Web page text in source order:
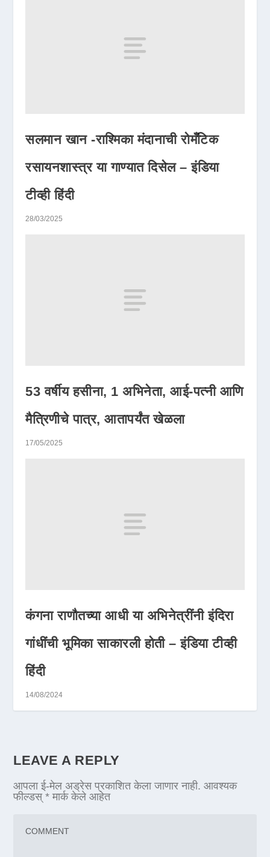
सलमान खान -राश्मिका मंदानाची रोमँटिक
रसायनशास्त्र या गाण्यात दिसेल – इंडिया
टीव्ही हिंदी
28/03/2025
53 वर्षीय हसीना, 1 अभिनेता, आई-पत्नी आणि
मैत्रिणीचे पात्र, आतापर्यंत खेळला
17/05/2025
कंगना राणौतच्या आधी या अभिनेत्रींनी इंदिरा
गांधींची भूमिका साकारली होती – इंडिया टीव्ही
हिंदी
14/08/2024
LEAVE A REPLY
आपला ई-मेल अड्रेस प्रकाशित केला जाणार नाही. आवश्यक
फील्डस्* मार्क केले आहेत